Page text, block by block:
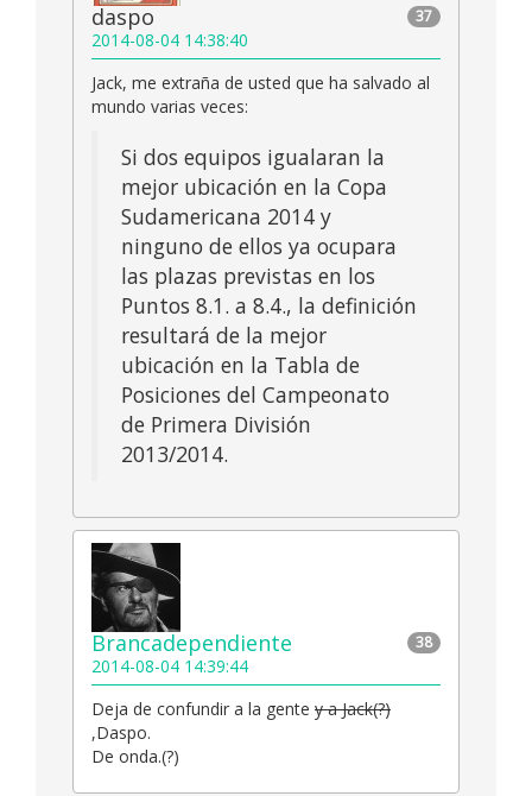
37
daspo
2014-08-04 14:38:40
Jack, me extraña de usted que ha salvado al
mundo varias veces:
Si dos equipos igualaran la
mejor ubicación en la Copa
Sudamericana 2014 y
ninguno de ellos ya ocupara
las plazas previstas en los
Puntos 8.1. a 8.4., la definición
resultará de la mejor
ubicación en la Tabla de
Posiciones del Campeonato
de Primera División
2013/2014.
38
Brancadependiente
2014-08-04 14:39:44
Deja de confundir a la gente y a Jack(?)
,Daspo.
De onda.(?)